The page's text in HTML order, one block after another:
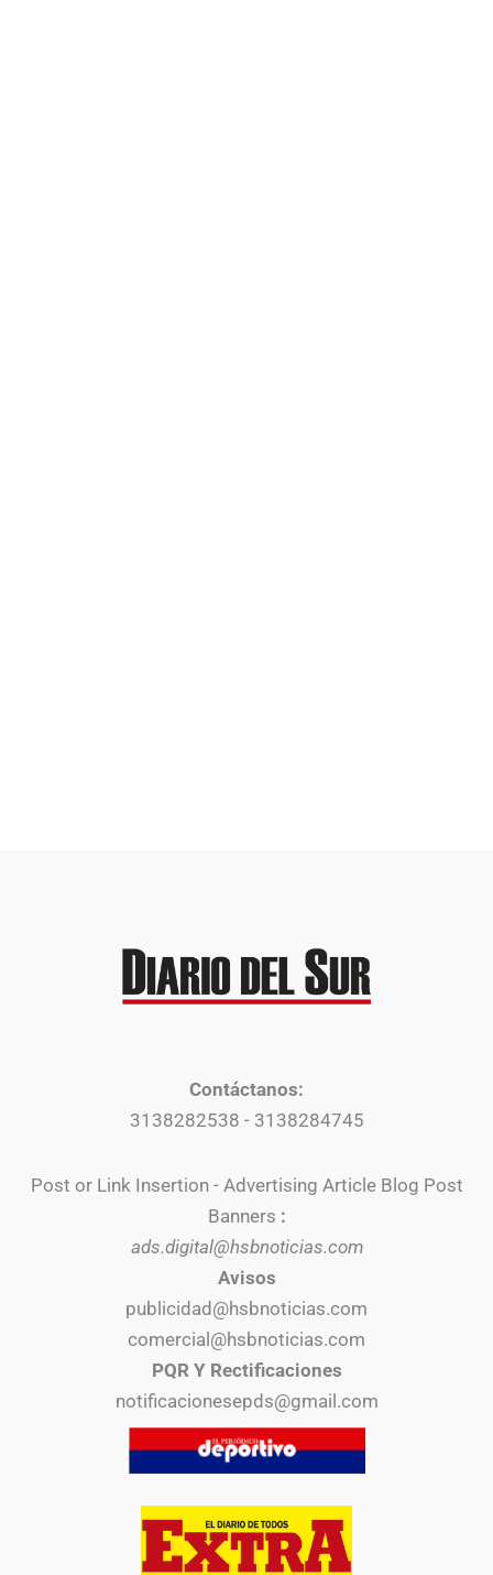
Contáctanos:
3138282538 - 3138284745
Post or Link Insertion - Advertising Article Blog Post
Banners :
ads.digital@hsbnoticias.com
Avisos
publicidad@hsbnoticias.com
comercial@hsbnoticias.com
PQR Y Rectificaciones
notificacionesepds@gmail.com